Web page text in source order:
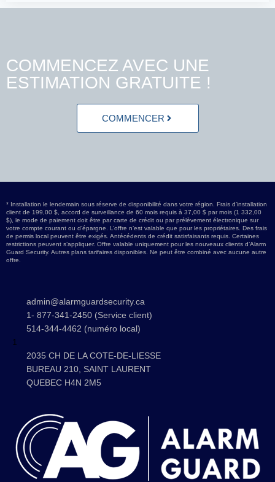
COMMENCEZ AVEC UNE
ESTIMATION GRATUITE !
COMMENCER
* Installation le lendemain sous réserve de disponibilité dans votre région. Frais d’installation
client de 199,00 $, accord de surveillance de 60 mois requis à 37,00 $ par mois (1 332,00
$), le mode de paiement doit être par carte de crédit ou par prélèvement électronique sur
votre compte courant ou d’épargne. L’offre n’est valable que pour les propriétaires. Des frais
de permis local peuvent être exigés. Antécédents de crédit satisfaisants requis. Certaines
restrictions peuvent s’appliquer. Offre valable uniquement pour les nouveaux clients d’Alarm
Guard Security. Autres plans tarifaires disponibles. Ne peut être combiné avec aucune autre
offre.
admin@alarmguardsecurity.ca
1- 877-341-2450 (Service client)
514-344-4462 (numéro local)
1
2035 CH DE LA COTE-DE-LIESSE
BUREAU 210, SAINT LAURENT
QUEBEC H4N 2M5